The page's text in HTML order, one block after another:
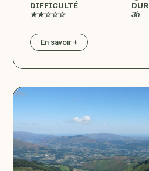
DIFFICULTÉ
★★☆☆☆
3h
En savoir +